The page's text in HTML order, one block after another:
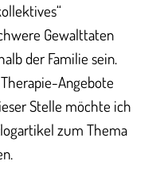
Gewalttaten
der Familie sein.
Angebote
Stelle möchte ich
zum Thema